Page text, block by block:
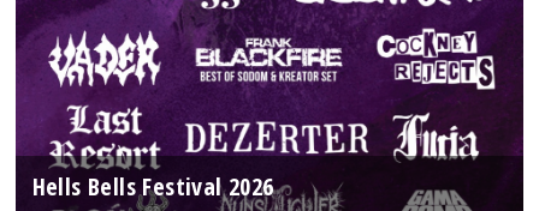
Hells Bells Festival 2026